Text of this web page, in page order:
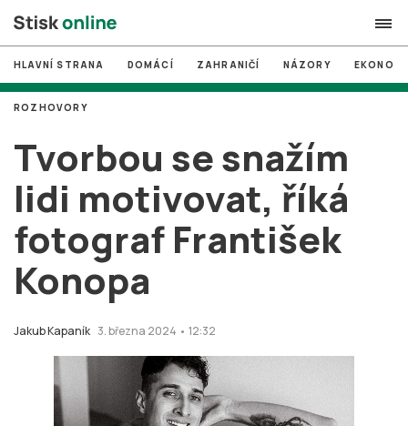
search
# MUNI
# Brno
volby
login PŘIHLÁSIT SE
Zapomněli jste heslo?
HLAVNÍ STRANA DOMÁCÍ ZAHRANIČÍ NÁZORY
Tvorbou se snažím
lidi motivovat, říká
fotograf František
Konopa
Jakub Kapaník 3. března 2024 • 12:32
ROZHOVORY